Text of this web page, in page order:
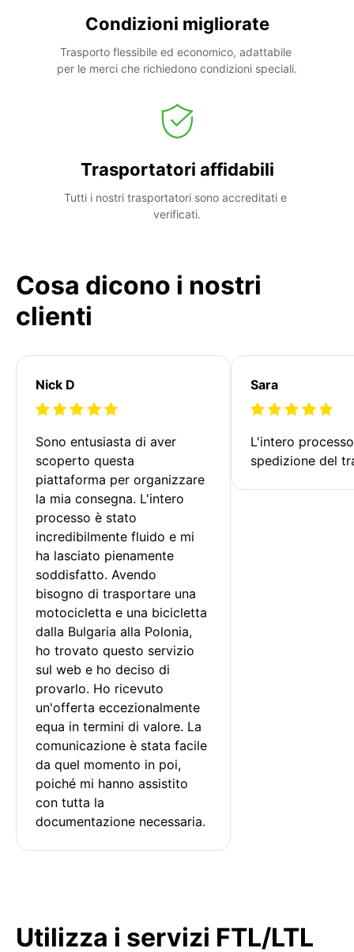
Condizioni migliorate
Trasporto flessibile ed economico, adattabile
per le merci che richiedono condizioni speciali.
Trasportatori affidabili
Tutti i nostri trasportatori sono accreditati e
verificati.
Cosa dicono i nostri
clienti
Nick D
Sono entusiasta di aver
scoperto questa
piattaforma per organizzare
la mia consegna. L'intero
processo è stato
incredibilmente fluido e mi
ha lasciato pienamente
soddisfatto. Avendo
bisogno di trasportare una
motocicletta e una bicicletta
dalla Bulgaria alla Polonia,
ho trovato questo servizio
sul web e ho deciso di
provarlo. Ho ricevuto
un'offerta eccezionalmente
equa in termini di valore. La
comunicazione è stata facile
da quel momento in poi,
poiché mi hanno assistito
con tutta la
documentazione necessaria.
Sara
L'intero
spedizione del
Utilizza i servizi FTL/LTL